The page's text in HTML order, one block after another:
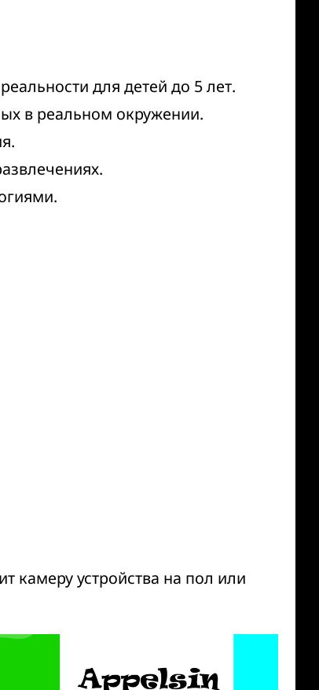
для детей до 5 лет.
в реальном окружении.
камеру устройства на пол или